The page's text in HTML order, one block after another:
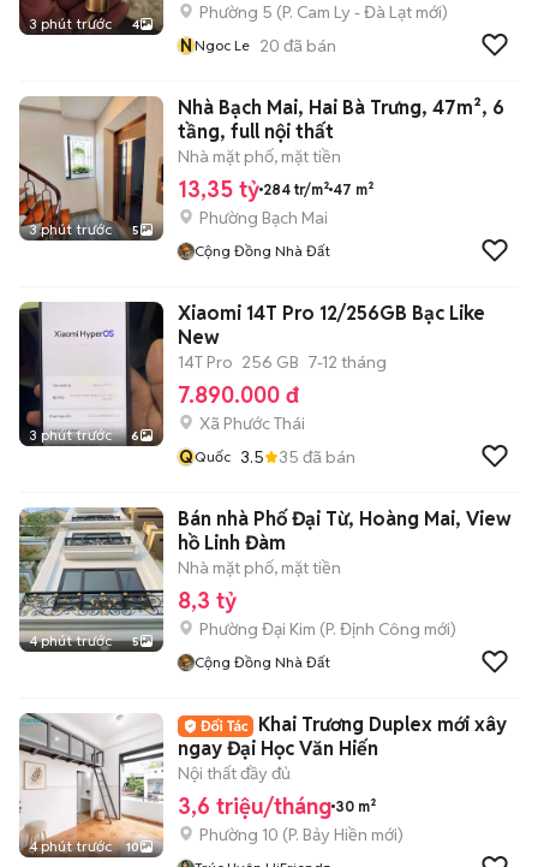
3 phút trước 4
Phường 5 (P. Cam Ly - Đà Lạt mới)
NNgoc Le 20 đã bán
3 phút trước 5
Nhà Bạch Mai, Hai Bà Trưng, 47m², 6
tầng, full nội thất
Nhà mặt phố, mặt tiền
13,35 tỷ 284 tr/m² 47 m²
Phường Bạch Mai
Cộng Đồng Nhà Đất
3 phút trước 6
Xiaomi 14T Pro 12/256GB Bạc Like
New
14T Pro 256 GB 7-12 tháng
7.890.000 đ
Xã Phước Thái
QQuốc 3.5 35 đã bán
4 phút trước 5
Bán nhà Phố Đại Từ, Hoàng Mai, View
hồ Linh Đàm
Nhà mặt phố, mặt tiền
8,3 tỷ
Phường Đại Kim (P. Định Công mới)
Cộng Đồng Nhà Đất
4 phút trước 10
Khai Trương Duplex mới xây
ngay Đại Học Văn Hiến
Nội thất đầy đủ
3,6 triệu/tháng 30 m²
Phường 10 (P. Bảy Hiền mới)